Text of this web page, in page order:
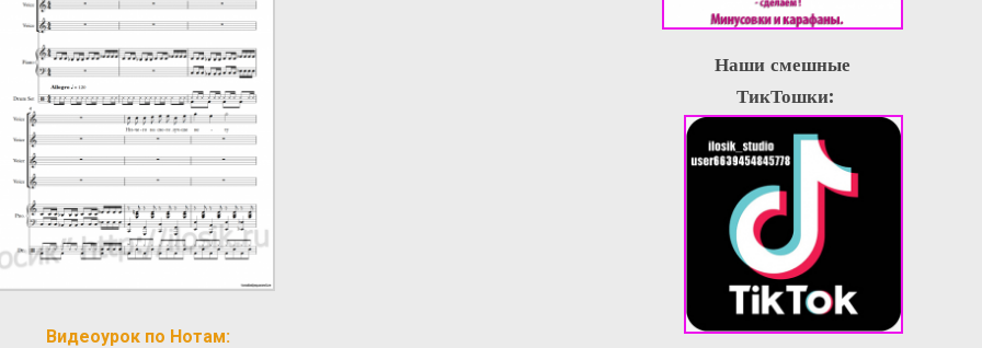
Наши смешные
ТикТошки:
Видеоурок по Нотам: